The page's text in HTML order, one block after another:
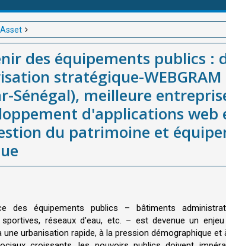
publics : digitalisation et valorisation stratégique-
/ agence) de développement d'applications
publics en Afrique
des équipements publics :
stratégique-WEBGRAM
Sénégal), meilleure
d'applications
du patrimoine et
des équipements publics – bâtiments
réseaux d'eau, etc. – est devenue un
une urbanisation rapide, à la pression démographique